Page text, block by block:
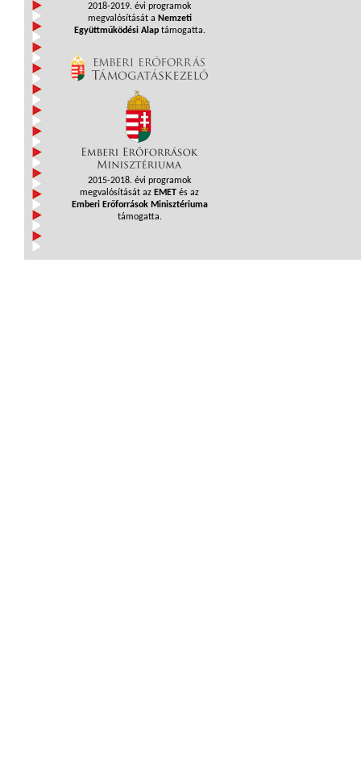
2018-2019. évi programok
megvalósítását a Nemzeti
Együttműködési Alaptámogatta.
2015-2018. évi programok
megvalósítását az EMET és az
Emberi Erőforrások Minisztériuma
támogatta.